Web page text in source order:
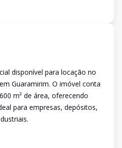
disponível para locação no
Guaramirim. O imóvel conta
m² de área, oferecendo
para empresas, depósitos,